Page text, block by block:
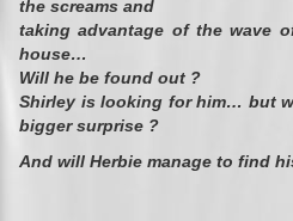
the screams and
taking advantage of the wave
house…
Will he be found out ?
Shirley is looking for him… but
bigger surprise ?
And will Herbie manage to find